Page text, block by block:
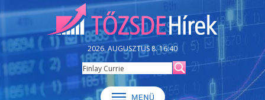
2026. AUGUSZTUS 8. 16:40